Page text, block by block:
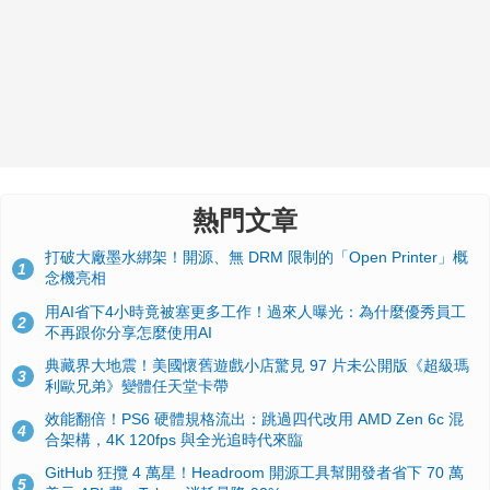
熱門文章
1
打破大廠墨水綁架！開源、無 DRM 限制的「Open Printer」概
念機亮相
2
用AI省下4小時竟被塞更多工作！過來人曝光：為什麼優秀員工
不再跟你分享怎麼使用AI
3
典藏界大地震！美國懷舊遊戲小店驚見 97 片未公開版《超級瑪
利歐兄弟》變體任天堂卡帶
4
效能翻倍！PS6 硬體規格流出：跳過四代改用 AMD Zen 6c 混
合架構，4K 120fps 與全光追時代來臨
5
GitHub 狂攬 4 萬星！Headroom 開源工具幫開發者省下 70 萬